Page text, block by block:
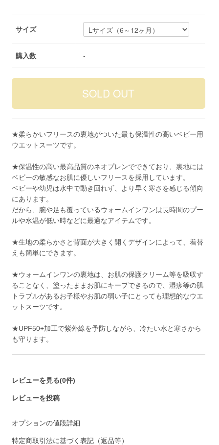
サイズ
購入数 -
★柔らかいフリースの裏地がついた最も保温性の高いベビー用
ウエットスーツです。
★保温性の高い最高品質のネオプレンでできており、裏地には
ベビーの敏感なお肌に優しいフリースを採用しています。
ベビーや幼児は水中で動き回れず、より早く寒さを感じる傾向
にあります。
だから、腕や足も覆っているウォームインワンは長時間のプー
ルや水温が低い時などに最適なアイテムです。
★生地の柔らかさと背面が大きく開くデザインによって、着替
えも簡単にできます。
★ウォームインワンの裏地は、お肌の保護クリーム等を吸収す
ることなく、塗ったままお肌にキープできるので、湿疹等の肌
トラブルがあるお子様やお肌の弱い子にとっても理想的なウエ
ットスーツです。
★UPF50+加工で紫外線を予防しながら、冷たい水と寒さから
も守ります。
レビューを見る(0件)
レビューを投稿
オプションの値段詳細
特定商取引法に基づく表記（返品等）